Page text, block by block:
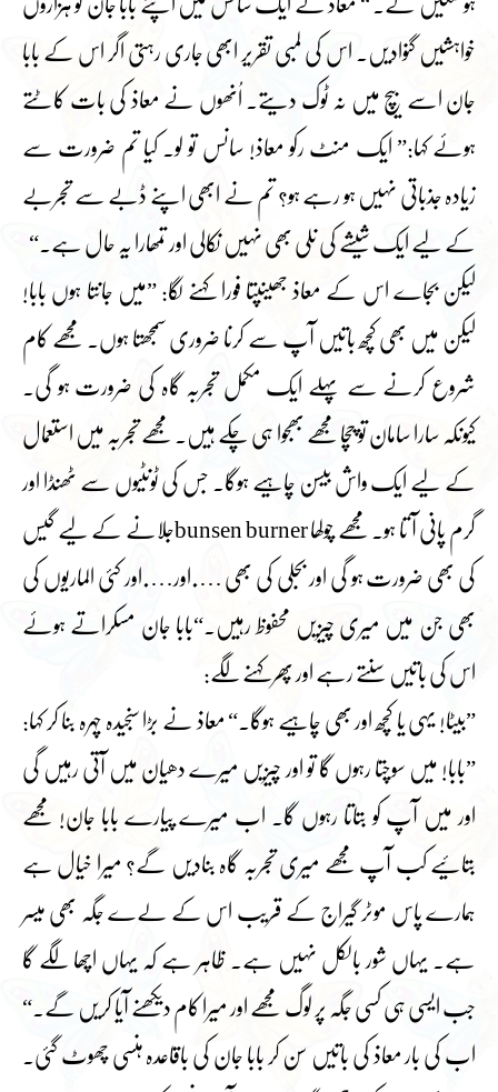
ہو سکیں گے۔ “ معاذ نے ایک سانس میں اپنے بابا جان کو ہزاروں
خواہشیں گنوادیں۔ اس کی لمبی تقریر ابھی جاری رہتی اگر اس کے بابا
جان اسے بیچ میں نہ ٹوک دیتے۔ اُنھوں نے معاذ کی بات کاٹتے
ہوئے کہا:” ایک منٹ رکو معاذ! سانس تو لو۔ کیا تم ضرورت سے
زیادہ جذباتی نہیں ہو رہے ہو؟ تم نے ابھی اپنے ڈبے سے تجربے
کے لیے ایک شیشے کی نلی بھی نہیں نکالی اور تمھارا یہ حال ہے۔“
لیکن بجاے اس کے معاذ جھینپتا فورا کہنے لگا: ”میں جانتا ہوں بابا!
لیکن میں بھی کچھ باتیں آپ سے کرنا ضروری سمجھتا ہوں۔ مجھے کام
شروع کرنے سے پہلے ایک مکمل تجربہ گاہ کی ضرورت ہو گی۔
کیونکہ سارا سامان تو چچا مجھے بھجوا ہی چکے ہیں۔ مجھے تجربہ میں استعمال
کے لیے ایک واش بیسن چاہیے ہوگا۔ جس کی ٹونٹیوں سے ٹھنڈا اور
گرم پانی آ تا ہو۔ مجھے چولھا bunsen burnerجلانے کے لیے گیس
کی بھی ضرورت ہو گی اور بجلی کی بھی ….اور….اور کئی الماریوں کی
بھی جن میں میری چیزیں محفوظ رہیں۔“بابا جان مسکراتے ہوئے
اس کی باتیں سنتے رہے اور پھر کہنے لگے:
”بیٹا! یہی یا کچھ اور بھی چاہیے ہوگا۔“ معاذ نے بڑا سنجیدہ چہرہ بنا کر کہا:
”بابا! میں سوچتا رہوں گا تو اور چیزیں میرے دھیان میں آتی رہیں گی
اور میں آپ کو بتاتا رہوں گا۔ اب میرے پیارے بابا جان! مجھے
بتائیے کب آپ مجھے میری تجربہ گاہ بنادیں گے؟ میرا خیال ہے
ہمارے پاس موٹر گیراج کے قریب اس کے لےے جگہ بھی میسر
ہے۔ یہاں شور بالکل نہیں ہے۔ ظاہر ہے کہ یہاں اچھا لگے گا
جب ایسی ہی کسی جگہ پر لوگ مجھے اور میرا کام دیکھنے آیا کریں گے۔“
اب کی بار معاذ کی باتیں سن کر بابا جان کی باقاعدہ ہنسی چھوٹ گئی۔